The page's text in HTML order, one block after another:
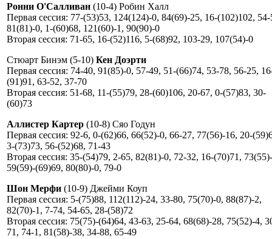
Ронни О'Салливан (10-4) Робин Халл
Первая сессия: 77-(53)53, 124(124)-0, 84(69)-25, 16-(102)102, 54-
81(81)-0, 1-(60)68, 121(60)-1, 90(90)-0
Вторая сессия: 71-65, 16-(52)116, 5-(68)92, 103-29, 107(54)-0
Стюарт Бинэм (5-10) Кен Доэрти
Первая сессия: 74-40, 91(85)-0, 57-49, 51-(66)74, 53-78, 56-25,
(91)91, 63-52, 37-70
Вторая сессия: 51-68, 11-(55)79, 28-(60)106, 20-67, 0-(57)83, 30-
(60)73
Аллистер Картер (10-8) Сяо Годун
Первая сессия: 92-6, 0-(62)66, 66(52)-0, 66-27, 77(56)-16, 20-
3-(73)73, 56-(52)68, 71-43
Вторая сессия: 35-(54)79, 2-65, 82(81)-0, 72-32, 16-(70)71,
59(59)-(69)69, 80(80)-0, 79-0
Шон Мерфи (10-9) Джейми Коуп
Первая сессия: 5-(75)88, 112(112)-24, 33-80, 75(70)-0, 88(87)-2,
82(70)-1, 7-74, 54-65, 28-(58)72
Вторая сессия: 75(75)-(64)64, 43-63, 25-64, 68(68)-28, 75(52)-4,
71, 74-1, 81(58)-38, 34-88, 65-49